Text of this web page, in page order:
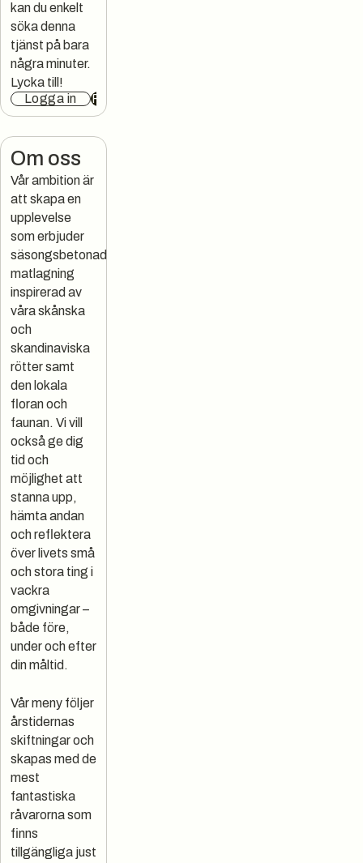
kan du enkelt
söka denna
tjänst på bara
några minuter.
Lycka till!
Logga in
Registrera
Om oss
Vår ambition är
att skapa en
upplevelse
som erbjuder
säsongsbetonad
matlagning
inspirerad av
våra skånska
och
skandinaviska
rötter samt
den lokala
floran och
faunan. Vi vill
också ge dig
tid och
möjlighet att
stanna upp,
hämta andan
och reflektera
över livets små
och stora ting i
vackra
omgivningar –
både före,
under och efter
din måltid.
Vår meny följer
årstidernas
skiftningar och
skapas med de
mest
fantastiska
råvarorna som
finns
tillgängliga just